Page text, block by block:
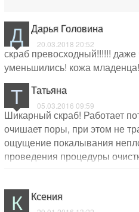
поводу plazancosmetics.ru -
остальное вопрос этики.
сайт косметики «Плазан» -
Д Дарья Головина
20.03.2018 20:52
скраб превосходный!!!!!! даже
уменьшились! кожа младенца!
Т Татьяна
05.03.2016 09:59
Шикарный скраб! Работает
очишает поры, при этом не
ощущение покалывания
проведения процедуры
раз в неделю перед
активными компонентами.
К Ксения